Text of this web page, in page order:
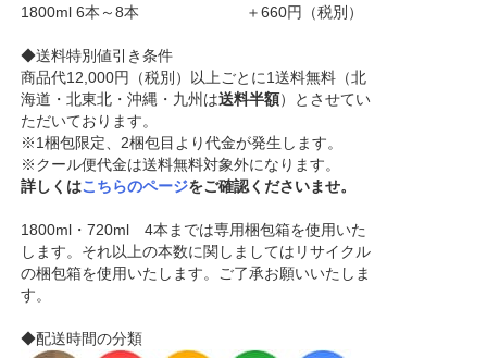
1800ml 6本～8本 ＋660円（税別）
◆送料特別値引き条件
商品代12,000円（税別）以上ごとに1送料無料（北
海道・北東北・沖縄・九州は送料半額）とさせてい
ただいております。
※1梱包限定、2梱包目より代金が発生します。
※クール便代金は送料無料対象外になります。
詳しくはこちらのページをご確認くださいませ。
1800ml・720ml 4本までは専用梱包箱を使用いた
します。それ以上の本数に関しましてはリサイクル
の梱包箱を使用いたします。ご了承お願いいたしま
す。
◆配送時間の分類